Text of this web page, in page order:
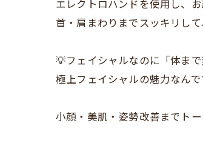
エレクトロハンドを使用し、
首・肩まわりまでスッキリし
💡フェイシャルなのに「体ま
極上フェイシャルの魅力なん
小顔・美肌・姿勢改善までト